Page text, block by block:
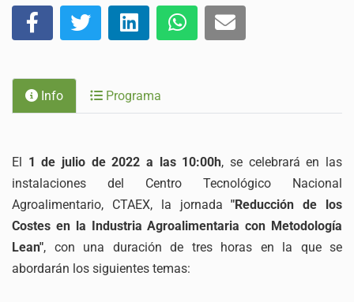
Info Programa
El 1 de julio de 2022 a las 10:00h, se celebrará en las
instalaciones del Centro Tecnológico Nacional
Agroalimentario, CTAEX, la jornada"Reducción de los
Costes en la Industria Agroalimentaria con Metodología
Lean", con una duración de tres horas en la que se
abordarán los siguientes temas: